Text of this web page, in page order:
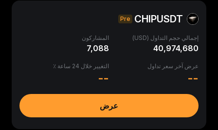
CHIPUSDT
Pre
إجمالي حجم التداول (USD)
40,974,680
المشاركون
7,088
عرض آخر سعر تداول
--
التغيير خلال 24 ساعة ٪
--
عرض